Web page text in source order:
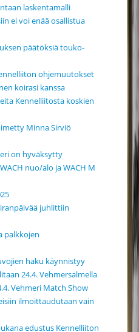
laskentamalli
ei voi enää osallistua
päätöksiä touko-
ohjemuutokset
koirasi kanssa
Kennelliitosta koskien
Minna Sirviö
on hyväksytty
nuo/alo ja WACH M
juhlittiin
palkkojen
haku käynnistyy
24.4. Vehmersalmella
Vehmeri Match Show
ilmoittaudutaan vain
edustus Kennelliiton